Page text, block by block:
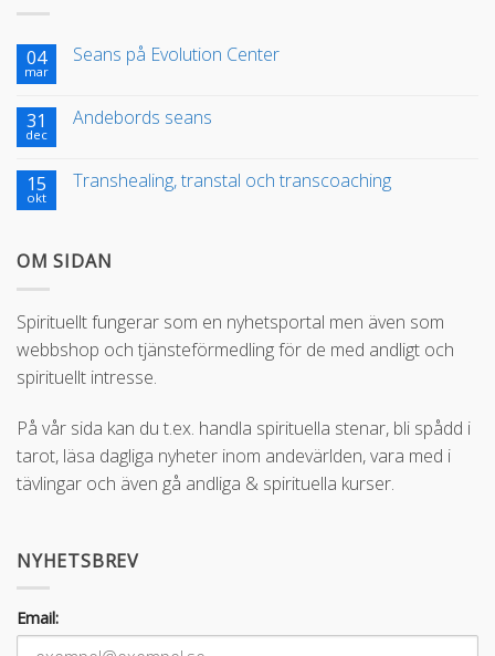
04
mar
Seans på Evolution Center
31
dec
Andebords seans
15
okt
Transhealing, transtal och transcoaching
OM SIDAN
Spirituellt fungerar som en nyhetsportal men även som
webbshop och tjänsteförmedling för de med andligt och
spirituellt intresse.
På vår sida kan du t.ex. handla spirituella stenar, bli spådd i
tarot, läsa dagliga nyheter inom andevärlden, vara med i
tävlingar och även gå andliga & spirituella kurser.
NYHETSBREV
Email: